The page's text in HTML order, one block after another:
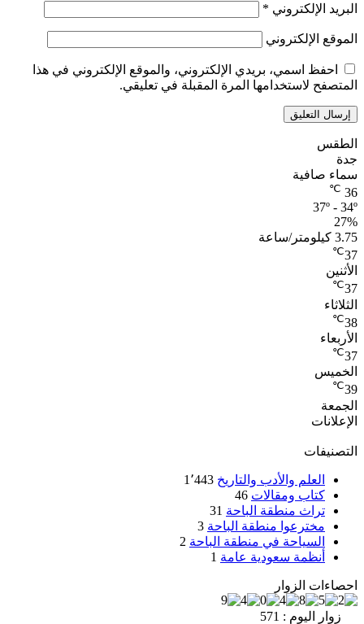
البريد الإلكتروني *
الموقع الإلكتروني
احفظ اسمي، بريدي الإلكتروني، والموقع الإلكتروني في هذا
المتصفح لاستخدامها المرة المقبلة في تعليقي.
الطقس
جدة
سماء صافية
36
℃
37º - 34º
27%
3.75 كيلومتر/ساعة
37
℃
الأثنين
37
℃
الثلاثاء
38
℃
الأربعاء
37
℃
الخميس
39
℃
الجمعة
الإعلانات
التصنيفات
العلم والأدب والتاريخ 1٬443
كتاب ومقالات 46
تراث منطقة الباحة 31
مخترعوا منطقة الباحة 3
السياحة في منطقة الباحة 2
أنظمة سعودية عامة 1
احصاءات الزوار
زوار اليوم : 571